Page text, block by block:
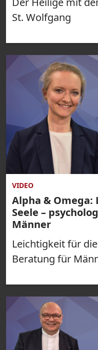
St. Wolfgang
VIDEO
Alpha &
Seele –
Männer
Leichtigkeit für
Beratung für